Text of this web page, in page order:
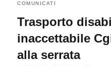
COMUNICATI
Trasporto
inaccettabile
alla serrata